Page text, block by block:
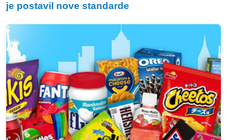
je postavil nove standarde